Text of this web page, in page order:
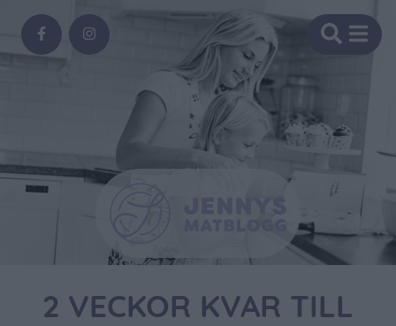
2 VECKOR KVAR TILL